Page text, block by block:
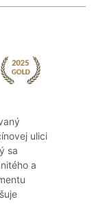
ulici
sa
a